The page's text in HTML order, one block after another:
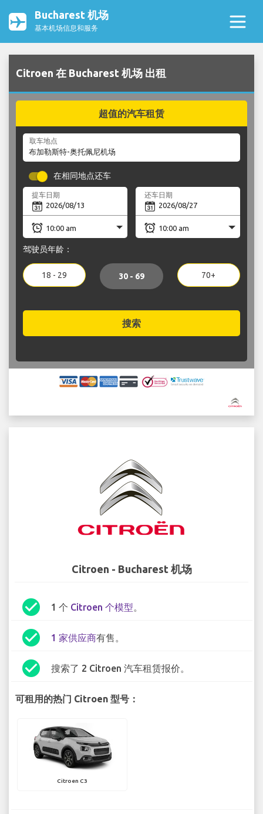
Bucharest 机场
基本机场信息和服务
Citroen 在 Bucharest 机场 出租
超值的汽车租赁
取车地点
在相同地点还车
提车日期 还车日期
驾驶员年龄：
18 - 29 30 - 69 70+
搜索
Citroen - Bucharest 机场
check_circle 1 个 Citroen 个模型。
check_circle 1 家供应商有售。
check_circle 搜索了 2 Citroen 汽车租赁报价。
可租用的热门 Citroen 型号：
Citroen C3